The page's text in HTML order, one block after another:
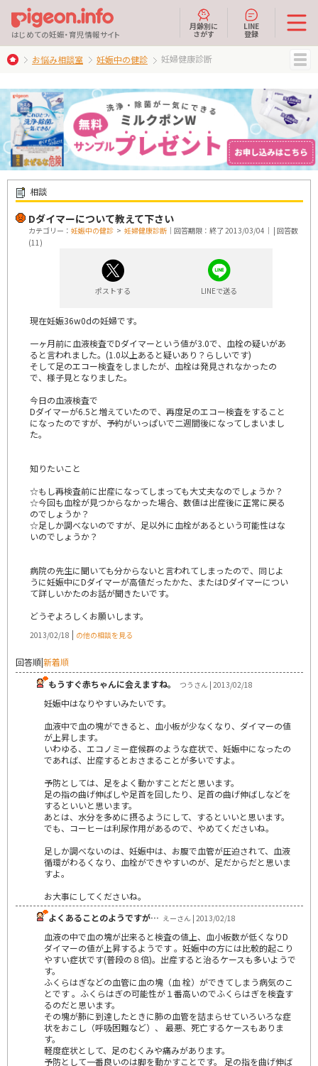
はじめての妊娠・育児情報サイト
月齢別に
さがす
LINE
登録
お悩み相談室 妊娠中の健診 妊婦健康診断
相談
Dダイマーについて教えて下さい
カテゴリー： 妊娠中の健診 > 妊婦健康診断 ｜回答期限：終了 2013/03/04｜ | 回答数
(11)
ポストする LINEで送る
現在妊娠36w0dの妊婦です。
一ヶ月前に血液検査でDダイマーという値が3.0で、血栓の疑いがあ
ると言われました。(1.0以上あると疑いあり？らしいです)
そして足のエコー検査をしましたが、血栓は発見されなかったの
で、様子見となりました。
今日の血液検査で
Dダイマーが6.5と増えていたので、再度足のエコー検査をすること
になったのですが、予約がいっぱいで二週間後になってしまいまし
た。
知りたいこと
☆もし再検査前に出産になってしまっても大丈夫なのでしょうか？
☆今回も血栓が見つからなかった場合、数値は出産後に正常に戻る
のでしょうか？
☆足しか調べないのですが、足以外に血栓があるという可能性はな
いのでしょうか？
病院の先生に聞いても分からないと言われてしまったので、同じよ
うに妊娠中にDダイマーが高値だったかた、またはDダイマーについ
て詳しいかたのお話が聞きたいです。
どうぞよろしくお願いします。
2013/02/18 | の他の相談を見る
回答順|新着順
もうすぐ赤ちゃんに会えますね。
つうさん | 2013/02/18
妊娠中はなりやすいみたいです。
血液中で血の塊ができると、血小板が少なくなり、ダイマーの値
が上昇します。
いわゆる、エコノミー症候群のような症状で、妊娠中になったの
であれば、出産するとおさまることが多いですよ。
予防としては、足をよく動かすことだと思います。
足の指の曲げ伸ばしや足首を回したり、足首の曲げ伸ばしなどを
するといいと思います。
あとは、水分を多めに摂るようにして、するといいと思います。
でも、コーヒーは利尿作用があるので、やめてくださいね。
足しか調べないのは、妊娠中は、お腹で血管が圧迫されて、血液
循環がわるくなり、血栓ができやすいのが、足だからだと思いま
すよ。
お大事にしてくださいね。
よくあることのようですが… えーさん | 2013/02/18
血液の中で血の塊が出来ると検査の値上、血小板数が低くなりD
ダイマーの値が上昇するようです 。妊娠中の方には比較的起こり
やすい症状です(普段の８倍)。出産すると治るケースも多いようで
す。
ふくらはぎなどの血管に血の塊（血 栓）ができてしまう病気のこ
とです 。ふくらはぎの可能性が１番高いのでふくらはぎを検査す
るのだと思います。
その塊が肺に到達したときに肺の血管を詰まらせていろいろな症
状をおこし（呼吸困難など）、 最悪、死亡するケースもありま
す。
軽度症状として、足のむくみや痛みがあります。
予防として一番良いのは脚を動かすことです。 足の指を曲げ伸ば